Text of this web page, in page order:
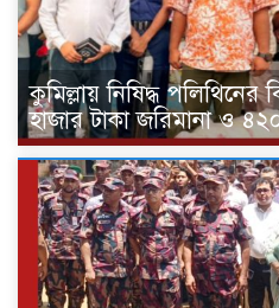
কুমিল্লায় নিষিদ্ধ পলিথিনের
হাজার টাকা জরিমানা ও